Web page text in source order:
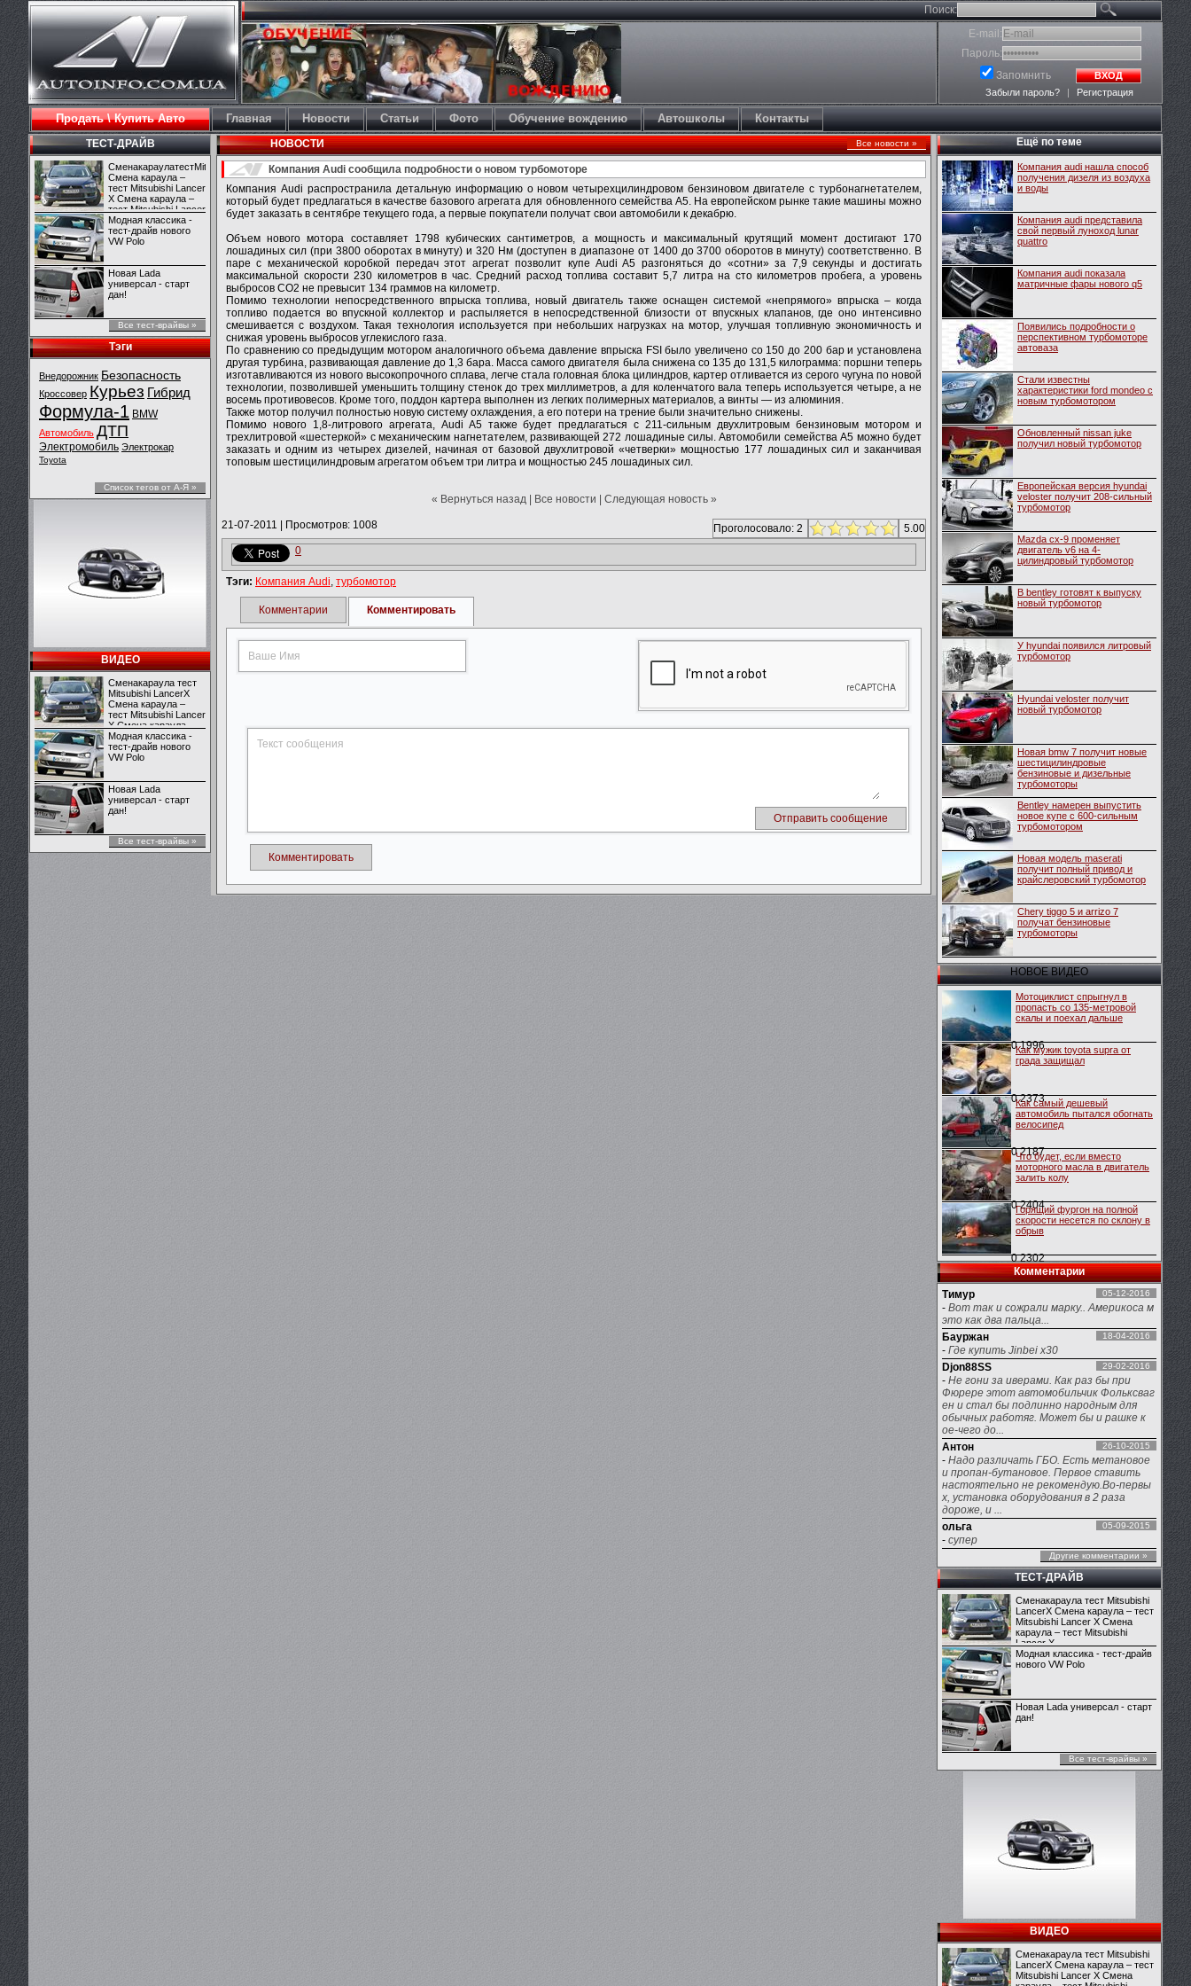
Поиск:
E-mail:
Пароль:
Запомнить
ВХОД
Забыли пароль?
| Регистрация
Продать \ Купить Авто Главная Новости Статьи Фото Обучение вождению Автошколы Контакты
ТЕСТ-ДРАЙВ
СменакараулатестMitsubishiLancerX
Смена караула –
тест Mitsubishi Lancer
X Смена караула –
тест Mitsubishi Lancer
X
Модная классика -
тест-драйв нового
VW Polo
Новая Lada
универсал - старт
дан!
Все тест-врайвы »
Тэги
Внедорожник Безопасность
Кроссовер Курьез Гибрид
Формула-1 BMW
Автомобиль ДТП
Электромобиль Электрокар
Toyota
Список тегов от А-Я »
ВИДЕО
Сменакараула тест
Mitsubishi LancerX
Смена караула –
тест Mitsubishi Lancer
X Смена караула –
тест Mitsubishi Lancer
X
Модная классика -
тест-драйв нового
VW Polo
Новая Lada
универсал - старт
дан!
Все тест-врайвы »
НОВОСТИ Все новости »
Компания Audi сообщила подробности о новом турбомоторе
Компания Audi распространила детальную информацию о новом четырехцилиндровом бензиновом двигателе с турбонагнетателем,
который будет предлагаться в качестве базового агрегата для обновленного семейства A5. На европейском рынке такие машины можно
будет заказать в сентябре текущего года, а первые покупатели получат свои автомобили к декабрю.
Объем нового мотора составляет 1798 кубических сантиметров, а мощность и максимальный крутящий момент достигают 170
лошадиных сил (при 3800 оборотах в минуту) и 320 Нм (доступен в диапазоне от 1400 до 3700 оборотов в минуту) соответственно. В
паре с механической коробкой передач этот агрегат позволит купе Audi A5 разгоняться до «сотни» за 7,9 секунды и достигать
максимальной скорости 230 километров в час. Средний расход топлива составит 5,7 литра на сто километров пробега, а уровень
выбросов CO2 не превысит 134 граммов на километр.
Помимо технологии непосредственного впрыска топлива, новый двигатель также оснащен системой «непрямого» впрыска – когда
топливо подается во впускной коллектор и распыляется в непосредственной близости от впускных клапанов, где оно интенсивно
смешивается с воздухом. Такая технология используется при небольших нагрузках на мотор, улучшая топливную экономичность и
снижая уровень выбросов углекислого газа.
По сравнению со предыдущим мотором аналогичного объема давление впрыска FSI было увеличено со 150 до 200 бар и установлена
другая турбина, развивающая давление до 1,3 бара. Масса самого двигателя была снижена со 135 до 131,5 килограмма: поршни теперь
изготавливаются из нового высокопрочного сплава, легче стала головная блока цилиндров, картер отливается из серого чугуна по новой
технологии, позволившей уменьшить толщину стенок до трех миллиметров, а для коленчатого вала теперь используется четыре, а не
восемь противовесов. Кроме того, поддон картера выполнен из легких полимерных материалов, а винты — из алюминия.
Также мотор получил полностью новую систему охлаждения, а его потери на трение были значительно снижены.
Помимо нового 1,8-литрового агрегата, Audi A5 также будет предлагаться с 211-сильным двухлитровым бензиновым мотором и
трехлитровой «шестеркой» с механическим нагнетателем, развивающей 272 лошадиные силы. Автомобили семейства A5 можно будет
заказать и одним из четырех дизелей, начиная от базовой двухлитровой «четверки» мощностью 177 лошадиных сил и заканчивая
топовым шестицилиндровым агрегатом объем три литра и мощностью 245 лошадиных сил.
« Вернуться назад| Все новости Следующая новость »
21-07-2011 Просмотров: 1008 Проголосовало: 2
5.00
0
Тэги: Компания Audi, турбомотор
Комментарии Комментировать
Комментировать
Ещё по теме
Компания audi нашла способ
получения дизеля из воздуха
и воды
Компания audi представила
свой первый луноход lunar
quattro
Компания audi показала
матричные фары нового q5
Появились подробности о
перспективном турбомоторе
автоваза
Стали известны
характеристики ford mondeo с
новым турбомотором
Обновленный nissan juke
получил новый турбомотор
Европейская версия hyundai
veloster получит 208-сильный
турбомотор
Mazda cx-9 променяет
двигатель v6 на 4-
цилиндровый турбомотор
В bentley готовят к выпуску
новый турбомотор
У hyundai появился литровый
турбомотор
Hyundai veloster получит
новый турбомотор
Новая bmw 7 получит новые
шестицилиндровые
бензиновые и дизельные
турбомоторы
Bentley намерен выпустить
новое купе с 600-сильным
турбомотором
Новая модель maserati
получит полный привод и
крайслеровский турбомотор
Chery tiggo 5 и arrizo 7
получат бензиновые
турбомоторы
НОВОЕ ВИДЕО
Мотоциклист спрыгнул в
пропасть со 135-метровой
скалы и поехал дальше
0 1996
Как мужик toyota supra от
града защищал
0 2373
Как самый дешевый
автомобиль пытался обогнать
велосипед
0 2187
Что будет, если вместо
моторного масла в двигатель
залить колу
0 2404
Горящий фургон на полной
скорости несется по склону в
обрыв
0 2302
Комментарии
Тимур
05-12-2016
- Вот так и сожрали марку.. Америкоса м
это как два пальца...
Бауржан
18-04-2016
- Где купить Jinbei x30
Djon88SS
29-02-2016
- Не гони за иверами. Как раз бы при
Фюрере этот автомобильчик Фольксваг
ен и стал бы подлинно народным для
обычных работяг. Может бы и рашке к
ое-чего до...
Антон
26-10-2015
- Надо различать ГБО. Есть метановое
и пропан-бутановое. Первое ставить
настоятельно не рекомендую.Во-первы
х, установка оборудования в 2 раза
дороже, и ...
ольга
05-09-2015
- супер
Другие комментарии »
ТЕСТ-ДРАЙВ
Сменакараула тест Mitsubishi
LancerX Смена караула – тест
Mitsubishi Lancer X Смена
караула – тест Mitsubishi
Lancer X
Модная классика - тест-драйв
нового VW Polo
Новая Lada универсал - старт
дан!
Все тест-врайвы »
ВИДЕО
Сменакараула тест Mitsubishi
LancerX Смена караула – тест
Mitsubishi Lancer X Смена